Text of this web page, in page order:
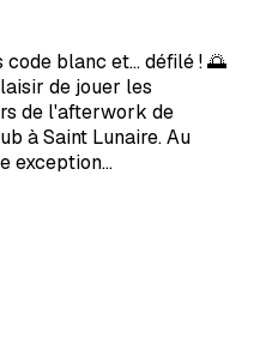
code blanc et… défilé ! 🌅
de jouer les
de l'afterwork de
à Saint Lunaire. Au
exception…